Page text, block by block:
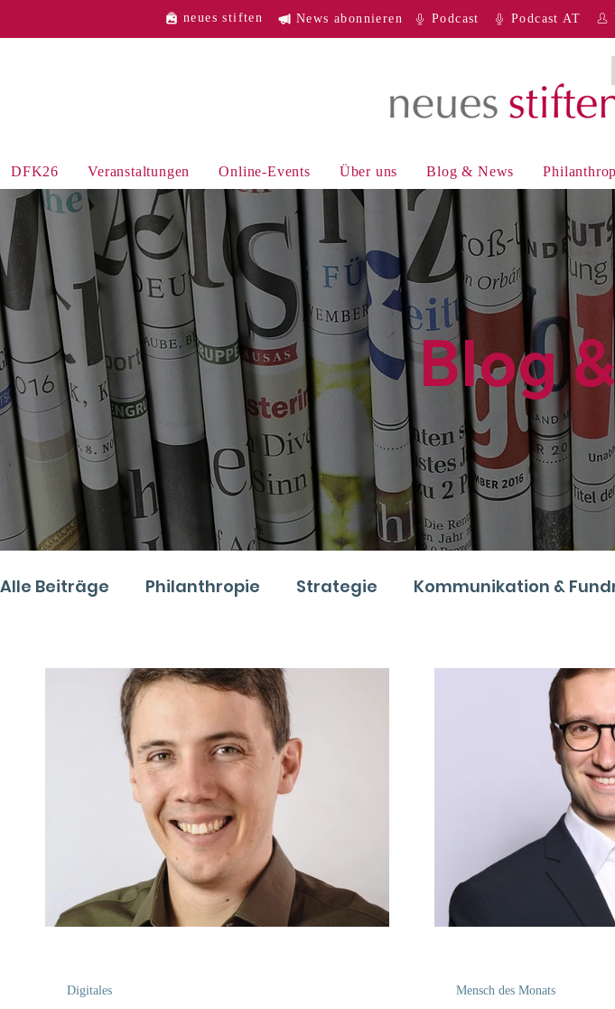
neues stiften News abonnieren Podcast Podcast AT
DFK26 Veranstaltungen Online-Events Über uns Blog & News
Blog
Alle Beiträge Philanthropie Strategie Kommunikation &
Digitales Mensch des Monats